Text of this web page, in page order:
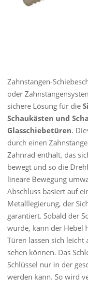
Zahnstangen-
oder
sichere Lösung für die
Schaukästen und
Glasschiebetüren.
durch einen
Zahnrad enthält, das
bewegt und so die
lineare Bewegung
Abschluss basiert auf
Metalllegierung, der
garantiert. Sobald der
wurde, kann der Hebel
Türen lassen sich leicht
sehen können. Das
Schlüssel nur in der
werden kann. So wird